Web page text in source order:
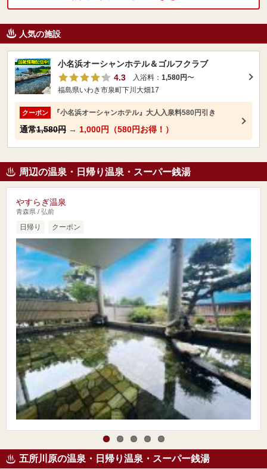
人気の施設
小名浜オーシャンホテル＆ゴルフクラブ
4.3
入浴料： 1,580円〜
福島県いわき市泉町下川大畑17
クーポン 『小名浜オーシャンホテル』大人入泉料580円引き
通常1,580円 → 1,000円（580円お得！）
周辺の温泉・日帰り温泉・スーパー銭湯
やすらぎ温泉
青森県 / 弘前
日帰り クーポン
五所川原の温泉・日帰り温泉・スーパー銭湯